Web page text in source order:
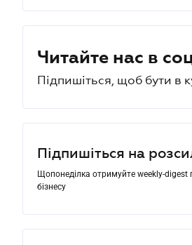
Читайте нас в
Підпишіться, щоб бути в
Підпишіться на
Щопонеділка отримуйте weekly-digest
бізнесу